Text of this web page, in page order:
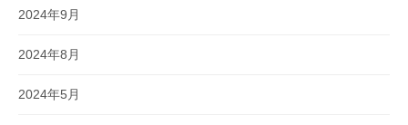
2024年9月
2024年8月
2024年5月